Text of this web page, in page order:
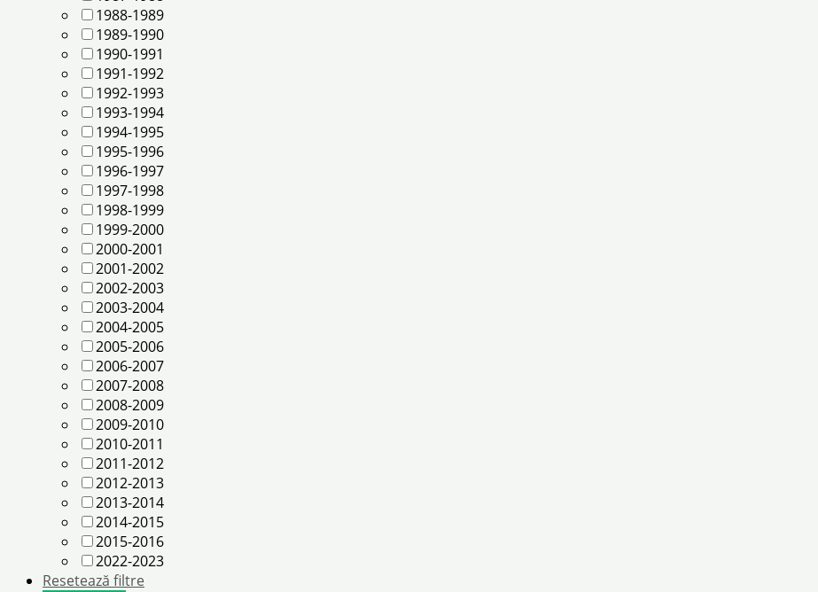
1988-1989
1989-1990
1990-1991
1991-1992
1992-1993
1993-1994
1994-1995
1995-1996
1996-1997
1997-1998
1998-1999
1999-2000
2000-2001
2001-2002
2002-2003
2003-2004
2004-2005
2005-2006
2006-2007
2007-2008
2008-2009
2009-2010
2010-2011
2011-2012
2012-2013
2013-2014
2014-2015
2015-2016
2022-2023
Resetează filtre